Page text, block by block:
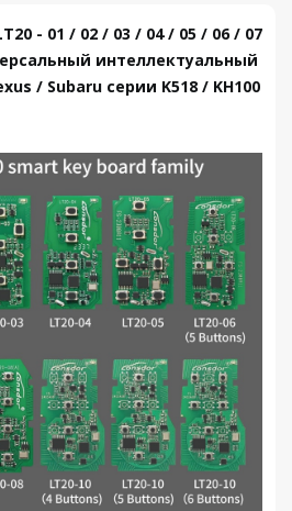
- 01 / 02 / 03 / 04 / 05 / 06 / 07
интеллектуальный
/ Subaru серии K518 / KH100